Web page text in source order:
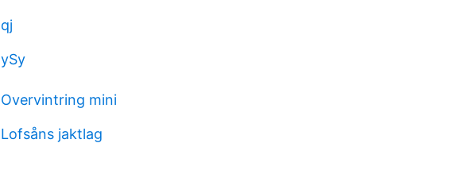
qj
ySy
Overvintring mini
Lofsåns jaktlag